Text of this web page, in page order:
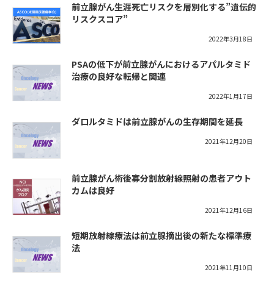
前立腺がん生涯死亡リスクを層別化する”遺伝的
リスクスコア”
2022年3月18日
PSAの低下が前立腺がんにおけるアパルタミド
治療の良好な転帰と関連
2022年1月17日
ダロルタミドは前立腺がんの生存期間を延長
2021年12月20日
前立腺がん術後寡分割放射線照射の患者アウト
カムは良好
2021年12月16日
短期放射線療法は前立腺摘出後の新たな標準療
法
2021年11月10日